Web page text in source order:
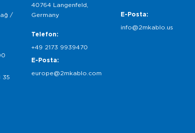
/
35
40764 Langenfeld,
Germany
Telefon:
+49 2173 9939470
E-Posta:
europe@2mkablo.com
E-Posta:
info@2mkablo.us